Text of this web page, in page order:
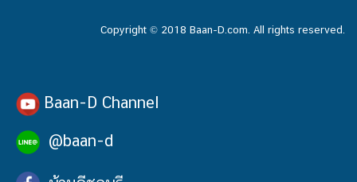
Copyright © 2018 Baan-D.com. All rights reserved.
Baan-D Channel
@baan-d